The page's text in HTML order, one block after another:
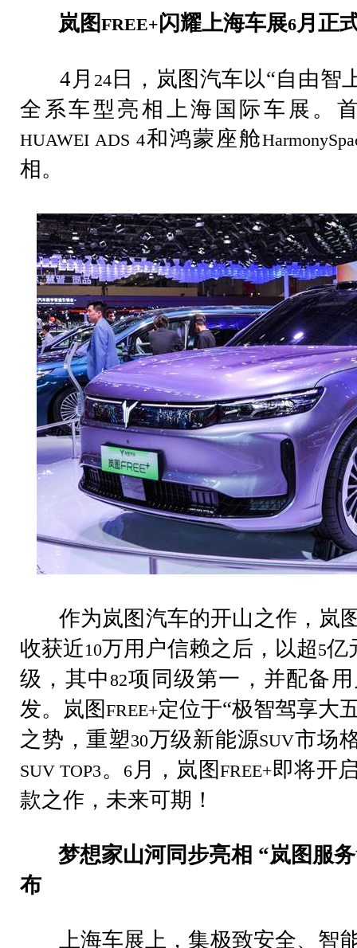
岚图FREE+闪耀上海车展6月正
4 月 24日，岚图汽车以“自由智
全系车型亮相上海国际车展。
HUAWEI ADS 4和鸿蒙座舱
相。
作为岚图汽车的开山之作，岚
收获近10万用户信赖之后，以超5亿
级，其中82项同级第一，并配备
发。岚图FREE+定位于“极智驾享大
之势，重塑30万级新能源SUV市场
SUV TOP3。 6 月，岚图FREE+即将开
款之作，未来可期！
梦想家山河同步亮相 “岚图服务
布
上海车展上，集极致安全、智